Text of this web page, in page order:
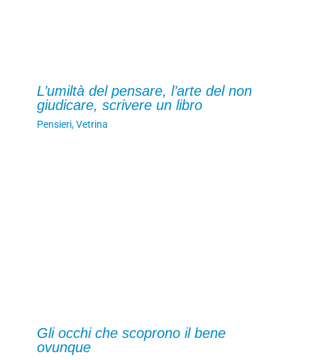
L’umiltà del pensare, l’arte del non
giudicare, scrivere un libro
Pensieri,Vetrina
Gli occhi che scoprono il bene
ovunque